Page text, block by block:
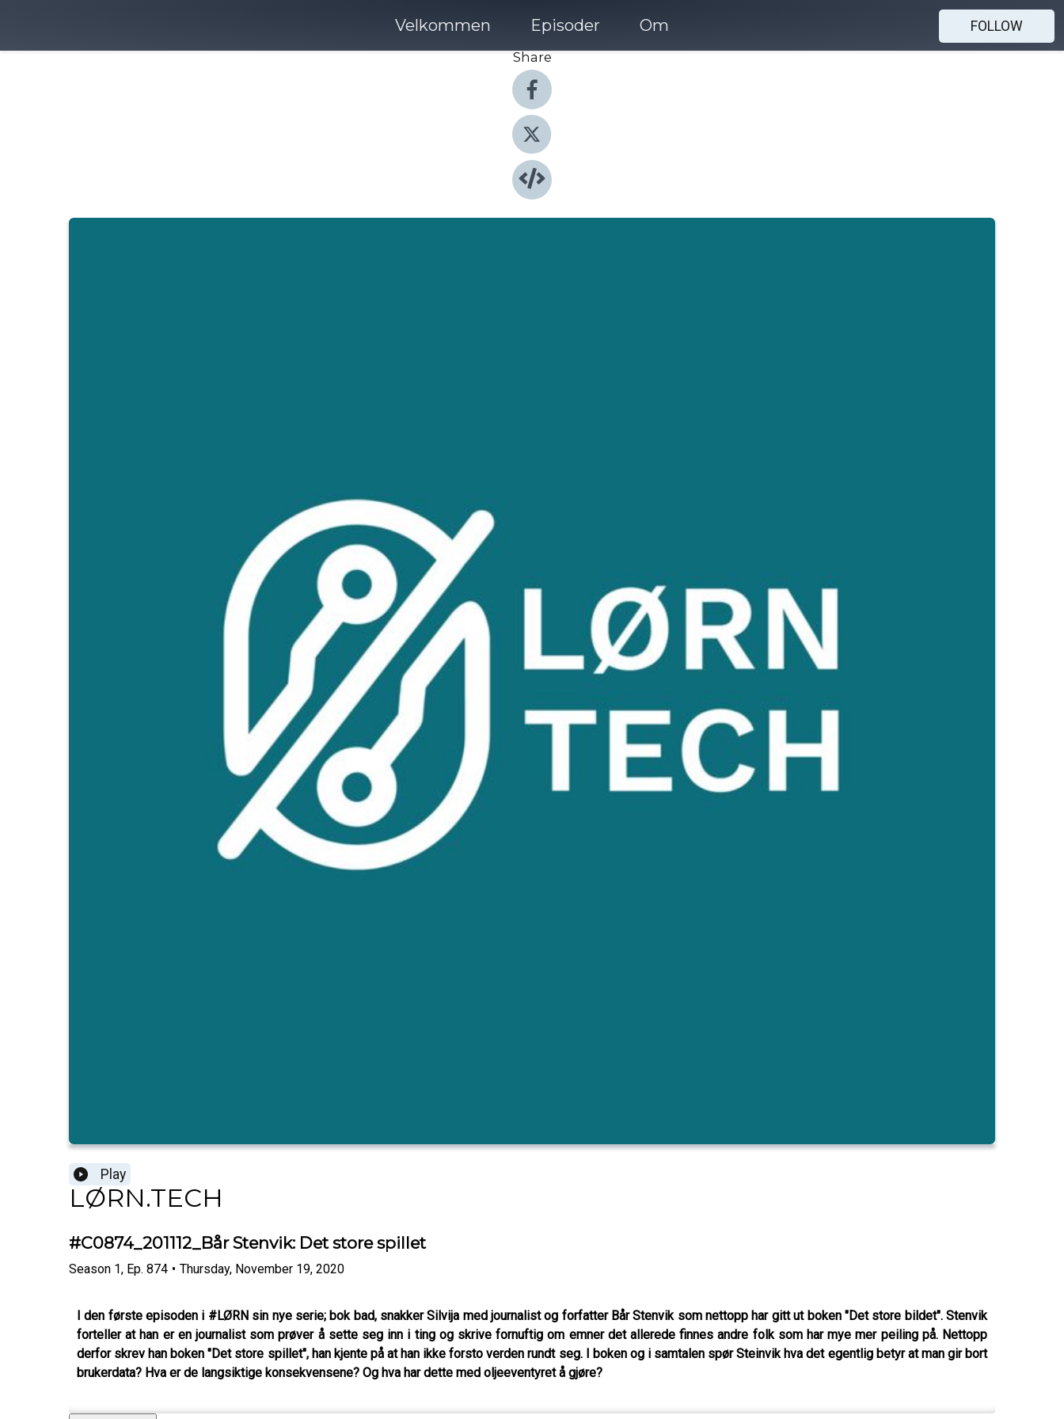
Velkommen Episoder Om
FOLLOW
Share
Play
LØRN.TECH
#C0874_201112_Bår Stenvik: Det store spillet
Season 1, Ep. 874 • Thursday, November 19, 2020
I den første episoden i #LØRN sin nye serie; bok bad, snakker Silvija med journalist og forfatter Bår Stenvik som nettopp har gitt ut boken "Det store bildet". Stenvik
forteller at han er en journalist som prøver å sette seg inn i ting og skrive fornuftig om emner det allerede finnes andre folk som har mye mer peiling på. Nettopp
derfor skrev han boken "Det store spillet", han kjente på at han ikke forsto verden rundt seg. I boken og i samtalen spør Steinvik hva det egentlig betyr at man gir bort
brukerdata? Hva er de langsiktige konsekvensene? Og hva har dette med oljeeventyret å gjøre?